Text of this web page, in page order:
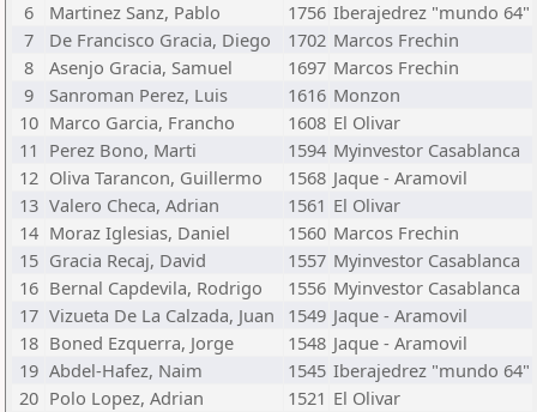
6
Martinez Sanz, Pablo 1756 Iberajedrez "mundo 64"
7
De Francisco Gracia, Diego 1702 Marcos Frechin
8
Asenjo Gracia, Samuel 1697 Marcos Frechin
9
Sanroman Perez, Luis 1616 Monzon
10 Marco Garcia, Francho 1608 El Olivar
11 Perez Bono, Marti 1594 Myinvestor Casablanca
12 Oliva Tarancon, Guillermo 1568 Jaque - Aramovil
13 Valero Checa, Adrian 1561 El Olivar
14 Moraz Iglesias, Daniel 1560 Marcos Frechin
15 Gracia Recaj, David 1557 Myinvestor Casablanca
16 Bernal Capdevila, Rodrigo 1556 Myinvestor Casablanca
17 Vizueta De La Calzada, Juan 1549 Jaque - Aramovil
18 Boned Ezquerra, Jorge 1548 Jaque - Aramovil
19 Abdel-Hafez, Naim 1545 Iberajedrez "mundo 64"
20 Polo Lopez, Adrian 1521 El Olivar